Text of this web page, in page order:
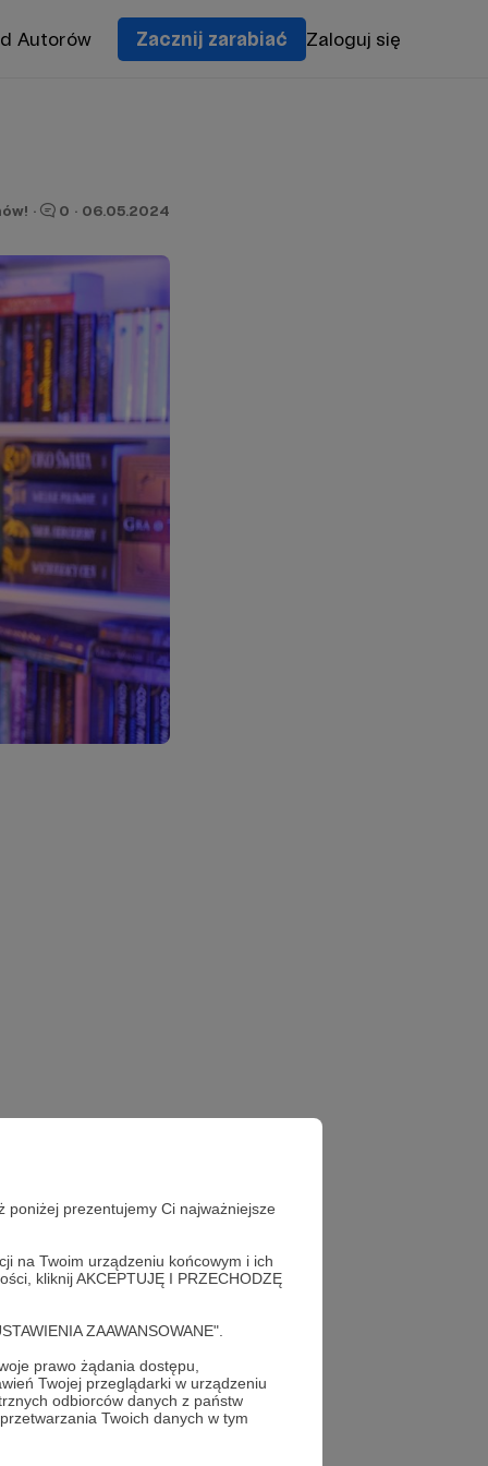
poniżej prezentujemy Ci najważniejsze
na Twoim urządzeniu końcowym i ich
kliknij AKCEPTUJĘ I PRZECHODZĘ
ZAAWANSOWANE".
prawo żądania dostępu,
Twojej przeglądarki w urządzeniu
odbiorców danych z państw
Twoich danych w tym
Autorów Zacznij zarabiać Zaloguj się
· 0 · 06.05.2024
profil autora